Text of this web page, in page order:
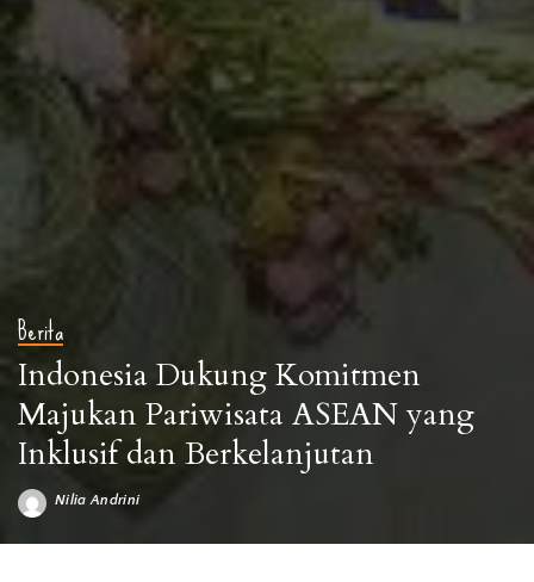
Berita
Indonesia Dukung Komitmen
Majukan Pariwisata ASEAN yang
Inklusif dan Berkelanjutan
Posted
Nilia Andrini